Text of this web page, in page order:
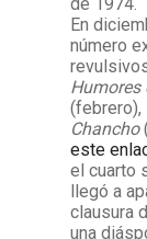
En
número
Humores
(febrero),
Chancho
este
el cuarto
llegó a
clausura
una